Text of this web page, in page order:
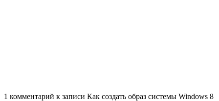
1 комментарий к записи Как создать образ системы Windows 8